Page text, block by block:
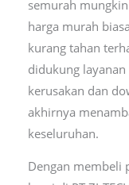
semurah
harga murah
kurang tahan
didukung
kerusakan dan
akhirnya
keseluruhan.
Dengan membeli